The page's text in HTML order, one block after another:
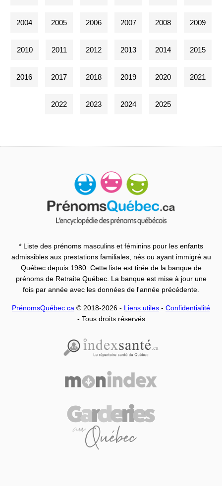
2004 2005 2006 2007 2008 2009
2010 2011 2012 2013 2014 2015
2016 2017 2018 2019 2020 2021
2022 2023 2024 2025
* Liste des prénoms masculins et féminins pour les enfants
admissibles aux prestations familiales, nés ou ayant immigré au
Québec depuis 1980. Cette liste est tirée de la banque de
prénoms de Retraite Québec. La banque est mise à jour une
fois par année avec les données de l'année précédente.
PrénomsQuébec.ca © 2018-2026 - Liens utiles - Confidentialité
- Tous droits réservés